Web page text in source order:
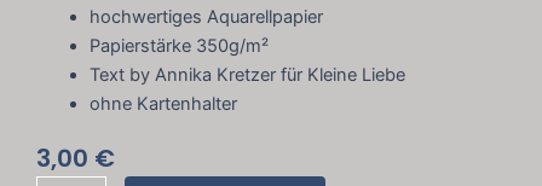
hochwertiges Aquarellpapier
Papierstärke 350g/m²
Text by Annika Kretzer für Kleine Liebe
ohne Kartenhalter
3,00 €